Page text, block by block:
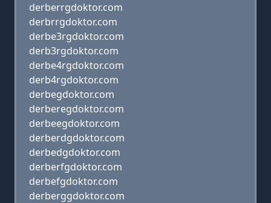
derberrgdoktor.com
derbrrgdoktor.com
derbe3rgdoktor.com
derb3rgdoktor.com
derbe4rgdoktor.com
derb4rgdoktor.com
derbegdoktor.com
derberegdoktor.com
derbeegdoktor.com
derberdgdoktor.com
derbedgdoktor.com
derberfgdoktor.com
derbefgdoktor.com
derberggdoktor.com